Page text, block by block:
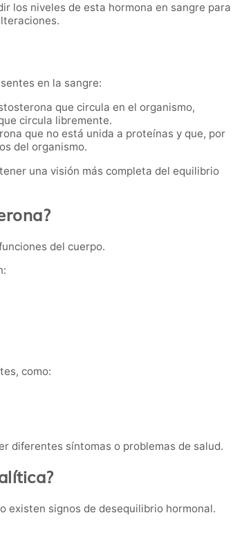
los niveles de esta hormona en sangre para
en la sangre:
que circula en el organismo,
circula libremente.
que no está unida a proteínas y que, por
del organismo.
una visión más completa del equilibrio
del cuerpo.
como:
diferentes síntomas o problemas de salud.
existen signos de desequilibrio hormonal.